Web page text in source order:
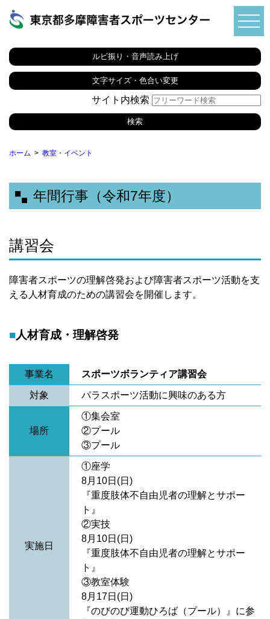
ルビ振り・音声読み上げ
文字サイズ・色合い変更
サイト内検索
ホーム 教室・イベント
年間行事（令和7年度）
講習会
障害者スポーツの理解啓発および障害者スポーツ活動を支
える人材育成のための講習会を開催します。
人材育成・理解啓発
事業名 スポーツボランティア講習会
対象 パラスポーツ活動に興味のある方
場所
①集会室
②プール
③プール
実施日
①座学
8月10日(日)
『重度肢体不自由児者の理解とサポー
ト』
②実技
8月10日(日)
『重度肢体不自由児者の理解とサポー
ト』
③教室体験
8月17日(日)
『のびのび運動ひろば（プール）』に参